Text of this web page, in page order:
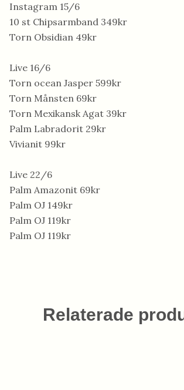
Instagram 15/6
10 st Chipsarmband 349kr
Torn Obsidian 49kr
Live 16/6
Torn ocean Jasper 599kr
Torn Månsten 69kr
Torn Mexikansk Agat 39kr
Palm Labradorit 29kr
Vivianit 99kr
Live 22/6
Palm Amazonit 69kr
Palm OJ 149kr
Palm OJ 119kr
Palm OJ 119kr
Relaterade